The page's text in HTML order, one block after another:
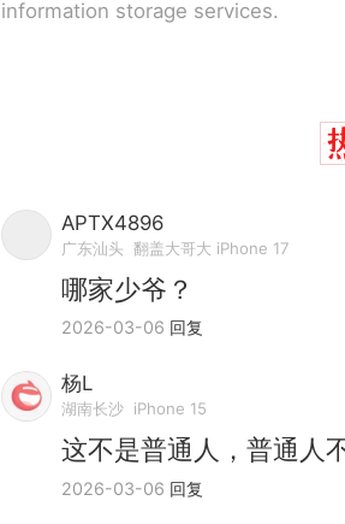
information storage services.
APTX4896
广东汕头 翻盖大哥大 iPhone 17
哪家少爷？
2026-03-06 回复
杨L
湖南长沙 iPhone 15
这不是普通人，普通人
2026-03-06 回复
热 那个在床头放
新 制裁瓜子饺子